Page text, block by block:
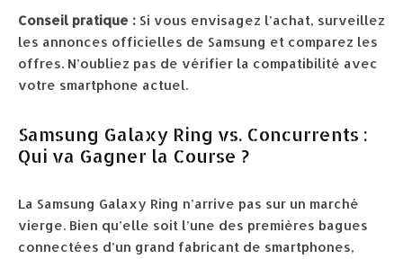
Conseil pratique : Si vous envisagez l’achat, surveillez
les annonces officielles de Samsung et comparez les
offres. N’oubliez pas de vérifier la compatibilité avec
votre smartphone actuel.
Samsung Galaxy Ring vs. Concurrents :
Qui va Gagner la Course ?
La Samsung Galaxy Ring n’arrive pas sur un marché
vierge. Bien qu’elle soit l’une des premières bagues
connectées d’un grand fabricant de smartphones,